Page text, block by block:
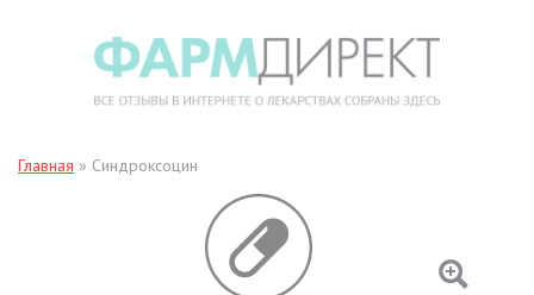
Главная » Синдроксоцин